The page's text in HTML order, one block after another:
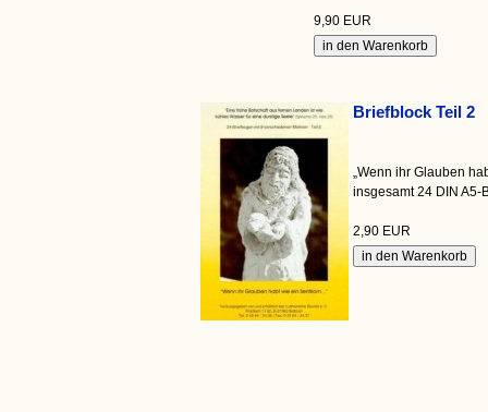
9,90 EUR
Briefblock Teil 2
„Wenn ihr Glauben
insgesamt 24 DIN A5-
2,90 EUR